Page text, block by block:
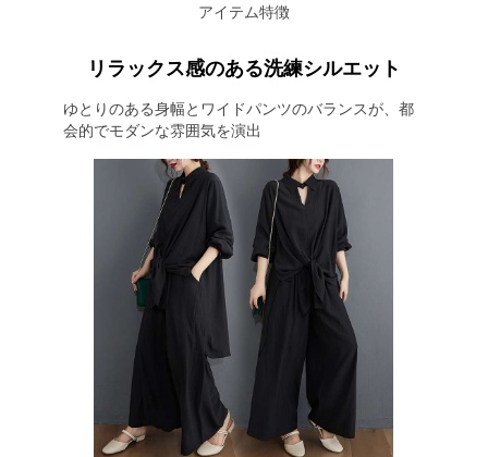
アイテム特徴
リラックス感のある洗練シルエット
ゆとりのある身幅とワイドパンツのバランスが、都
会的でモダンな雰囲気を演出